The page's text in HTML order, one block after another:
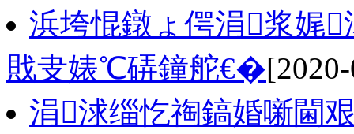
浜垮惃鐓ょ偔涓浆娓
戝叏婊℃硦鐘舵€�
涓浗缁忔祹鎬婚噺閫